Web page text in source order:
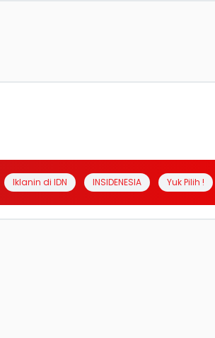
Iklanin di IDN INSIDENESIA Yuk Pilih !